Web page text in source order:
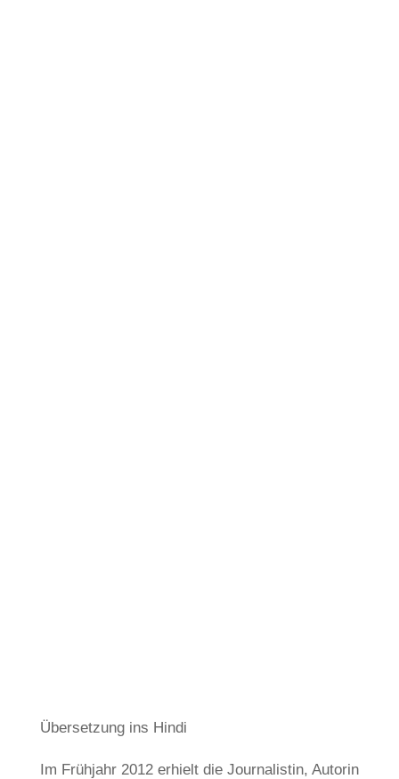
Übersetzung ins Hindi
Im Frühjahr 2012 erhielt die Journalistin, Autorin